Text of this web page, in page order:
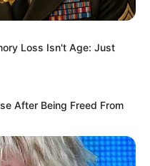
Loss Isn't Age: Just
After Being Freed From